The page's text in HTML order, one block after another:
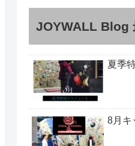
JOYWALL Blog
夏季
8月キ